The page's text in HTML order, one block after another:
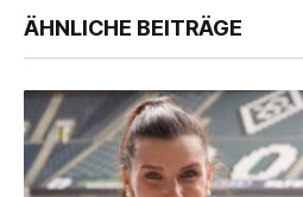
ÄHNLICHE BEITRÄGE